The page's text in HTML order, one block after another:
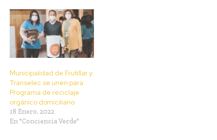
Municipalidad de Frutillar y
Transelec se unen para
Programa de reciclaje
orgánico domiciliario
18 Enero, 2022
En "Conciencia Verde"